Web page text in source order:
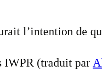
l’intention de
IWPR (traduit par